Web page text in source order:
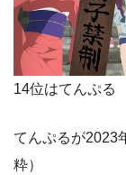
14位はてんぷる
てんぷるが2023
粋）